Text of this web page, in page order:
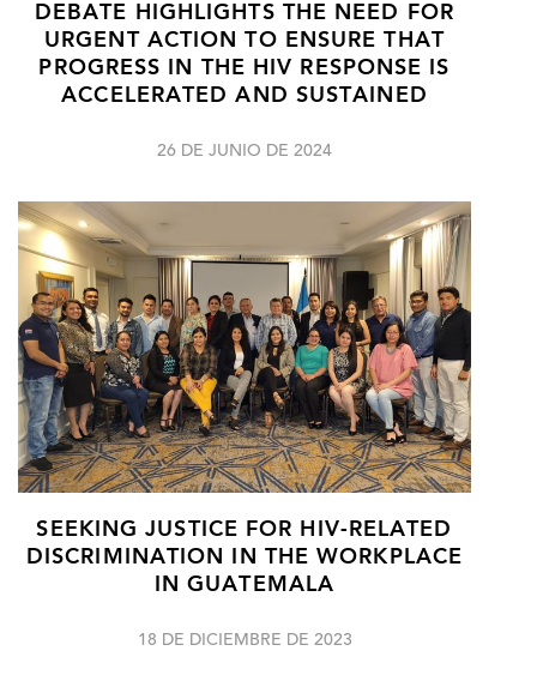
DEBATE HIGHLIGHTS THE NEED FOR
URGENT ACTION TO ENSURE THAT
PROGRESS IN THE HIV RESPONSE IS
ACCELERATED AND SUSTAINED
26 DE JUNIO DE 2024
SEEKING JUSTICE FOR HIV-RELATED
DISCRIMINATION IN THE WORKPLACE
IN GUATEMALA
18 DE DICIEMBRE DE 2023